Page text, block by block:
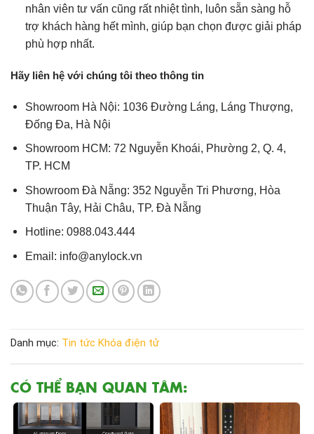
nhân viên tư vấn cũng rất nhiệt tình, luôn sẵn sàng hỗ
trợ khách hàng hết mình, giúp bạn chọn được giải pháp
phù hợp nhất.
Hãy liên hệ với chúng tôi theo thông tin
Showroom Hà Nội: 1036 Đường Láng, Láng Thượng,
Đống Đa, Hà Nội
Showroom HCM: 72 Nguyễn Khoái, Phường 2, Q. 4,
TP. HCM
Showroom Đà Nẵng: 352 Nguyễn Tri Phương, Hòa
Thuận Tây, Hải Châu, TP. Đà Nẵng
Hotline: 0988.043.444
Email: info@anylock.vn
Danh mục: Tin tức Khóa điện tử
CÓ THỂ BẠN QUAN TÂM: